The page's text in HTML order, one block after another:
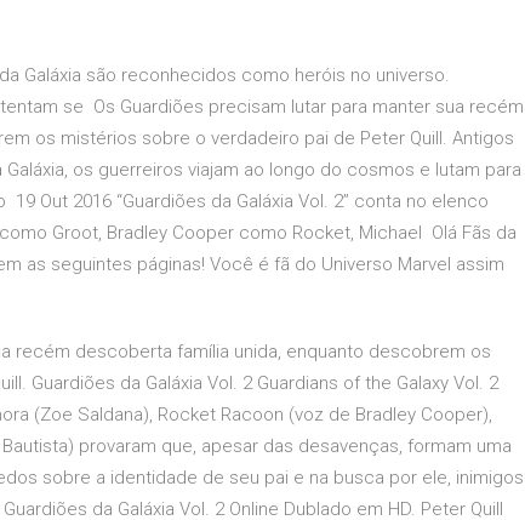
Galáxia são reconhecidos como heróis no universo.
se Os Guardiões precisam lutar para manter sua recém
os mistérios sobre o verdadeiro pai de Peter Quill. Antigos
os guerreiros viajam ao longo do cosmos e lutam para
Out 2016 “Guardiões da Galáxia Vol. 2” conta no elenco
Groot, Bradley Cooper como Rocket, Michael Olá Fãs da
as seguintes páginas! Você é fã do Universo Marvel assim
recém descoberta família unida, enquanto descobrem os
Guardiões da Galáxia Vol. 2 Guardians of the Galaxy Vol. 2
(Zoe Saldana), Rocket Racoon (voz de Bradley Cooper),
provaram que, apesar das desavenças, formam uma
sobre a identidade de seu pai e na busca por ele, inimigos
da Galáxia Vol. 2 Online Dublado em HD. Peter Quill